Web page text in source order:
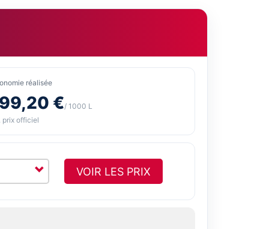
réalisée
€/ 1000 L
prix officiel
VOIR LES PRIX